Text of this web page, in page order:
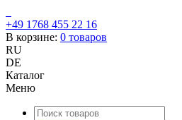
+49 1768 455 22 16
В корзине: 0 товаров
RU
DE
Каталог
Меню